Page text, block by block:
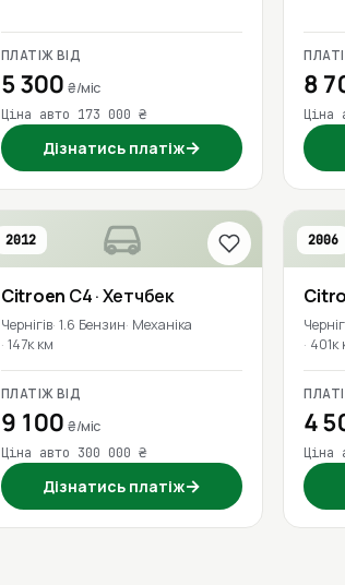
ПЛАТІЖ ВІД
5 300₴/міс
Ціна авто 173 000 ₴
Дізнатись платіж→
8
Ціна
2012
Citroen C4· Хетчбек
Чернігів 1.6 Бензин Механіка
147к км
ПЛАТІЖ ВІД
9 100₴/міс
Ціна авто 300 000 ₴
Дізнатись платіж→
2006
401к
4
Ціна